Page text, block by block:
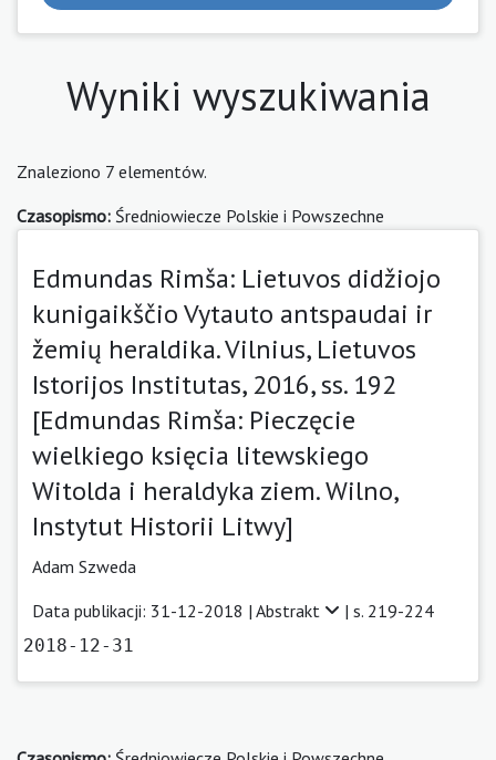
Wyniki wyszukiwania
Znaleziono 7 elementów.
Czasopismo: Średniowiecze Polskie i Powszechne
Edmundas Rimša: Lietuvos didžiojo
kunigaikščio Vytauto antspaudai ir
žemių heraldika. Vilnius, Lietuvos
Istorijos Institutas, 2016, ss. 192
[Edmundas Rimša: Pieczęcie
wielkiego księcia litewskiego
Witolda i heraldyka ziem. Wilno,
Instytut Historii Litwy]
Adam Szweda
Data publikacji: 31-12-2018 | Abstrakt | s. 219-224
2018-12-31